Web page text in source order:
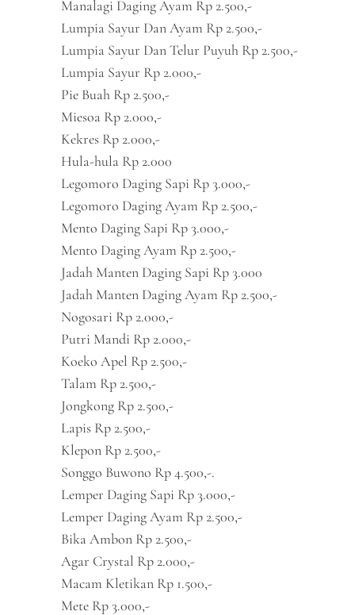
Manalagi Daging Ayam Rp 2.500,-
Lumpia Sayur Dan Ayam Rp 2.500,-
Lumpia Sayur Dan Telur Puyuh Rp 2.500,-
Lumpia Sayur Rp 2.000,-
Pie Buah Rp 2.500,-
Miesoa Rp 2.000,-
Kekres Rp 2.000,-
Hula-hula Rp 2.000
Legomoro Daging Sapi Rp 3.000,-
Legomoro Daging Ayam Rp 2.500,-
Mento Daging Sapi Rp 3.000,-
Mento Daging Ayam Rp 2.500,-
Jadah Manten Daging Sapi Rp 3.000
Jadah Manten Daging Ayam Rp 2.500,-
Nogosari Rp 2.000,-
Putri Mandi Rp 2.000,-
Koeko Apel Rp 2.500,-
Talam Rp 2.500,-
Jongkong Rp 2.500,-
Lapis Rp 2.500,-
Klepon Rp 2.500,-
Songgo Buwono Rp 4.500,-.
Lemper Daging Sapi Rp 3.000,-
Lemper Daging Ayam Rp 2.500,-
Bika Ambon Rp 2.500,-
Agar Crystal Rp 2.000,-
Macam Kletikan Rp 1.500,-
Mete Rp 3.000,-